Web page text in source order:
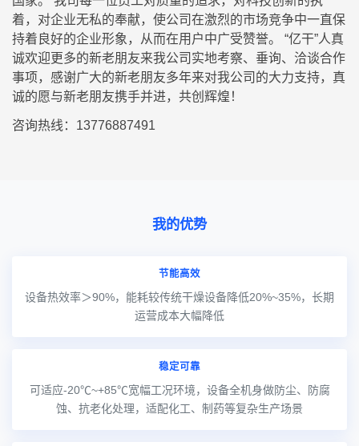
着，对企业无私的奉献，使公司在激烈的市场竞争中一直保
持着良好的企业形象，从而在用户中广受赞誉。 “亿干”人真
诚欢迎更多的新老朋友来我公司实地考察、垂询、洽谈合作
事项，感谢广大的新老朋友多年来对我公司的大力支持，真
诚的愿与新老朋友携手并进，共创辉煌！
咨询热线：13776887491
我的优势
节能高效
设备热效率＞90%，能耗较传统干燥设备降低20%~35%，长期
运营成本大幅降低
稳定可靠
可适应-20℃~+85℃宽幅工况环境，设备全机身做防尘、防腐
蚀、抗老化处理，适配化工、制药等复杂生产场景